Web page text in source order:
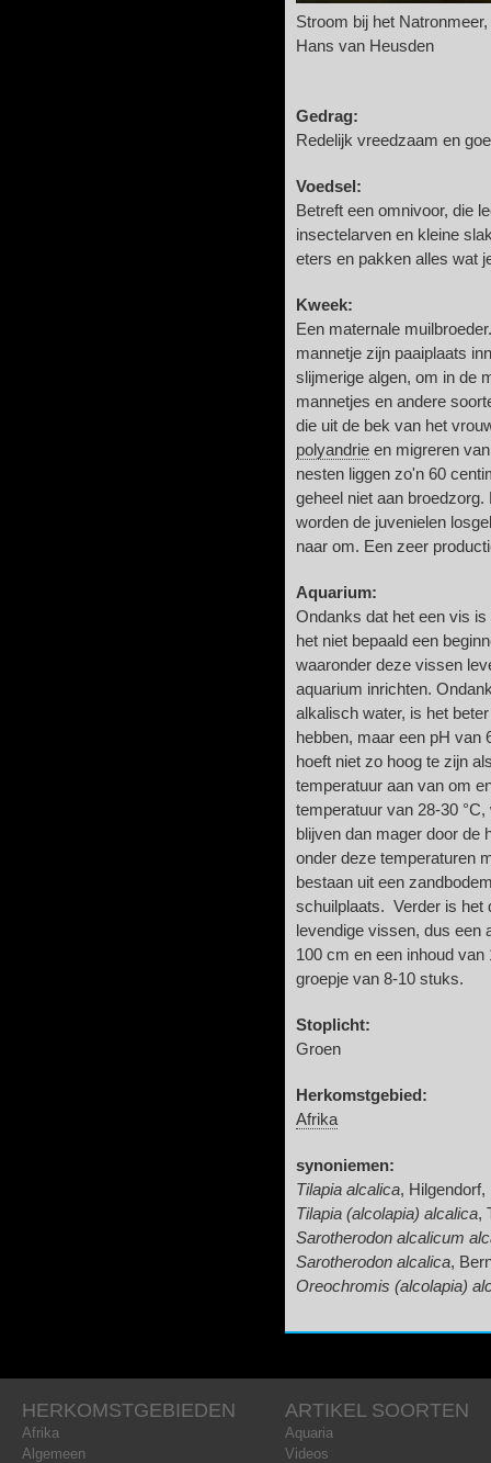
Stroom bij het
Hans van Heusden
Gedrag:
Redelijk vreedzaam en
Voedsel:
Betreft een omnivoor, die
insectelarven en kleine
eters en pakken alles wat
Kweek:
Een maternale
mannetje zijn paaiplaats
slijmerige algen, om in de
mannetjes en andere
die uit de bek van het
polyandrie en migreren
nesten liggen zo'n 60
geheel niet aan
worden de juvenielen
naar om. Een zeer
Aquarium:
Ondanks dat het een vis
het niet bepaald een
waaronder deze vissen
aquarium inrichten.
alkalisch water, is het
hebben, maar een pH van
hoeft niet zo hoog te zijn
temperatuur aan van om
temperatuur van 28-30
blijven dan mager door de
onder deze temperaturen
bestaan uit een
schuilplaats. Verder is het
levendige vissen, dus een
100 cm en een inhoud
groepje van 8-10 stuks.
Stoplicht:
Groen
Herkomstgebied:
Afrika
synoniemen:
Tilapia alcalica, Hilgendorf,
Tilapia (alcolapia) alcalica,
Sarotherodon alcalicum
Sarotherodon alcalica,
Oreochromis (alcolapia)
HERKOMSTGEBIEDEN
Afrika
Algemeen
ARTIKEL SOORTEN
Aquaria
Videos